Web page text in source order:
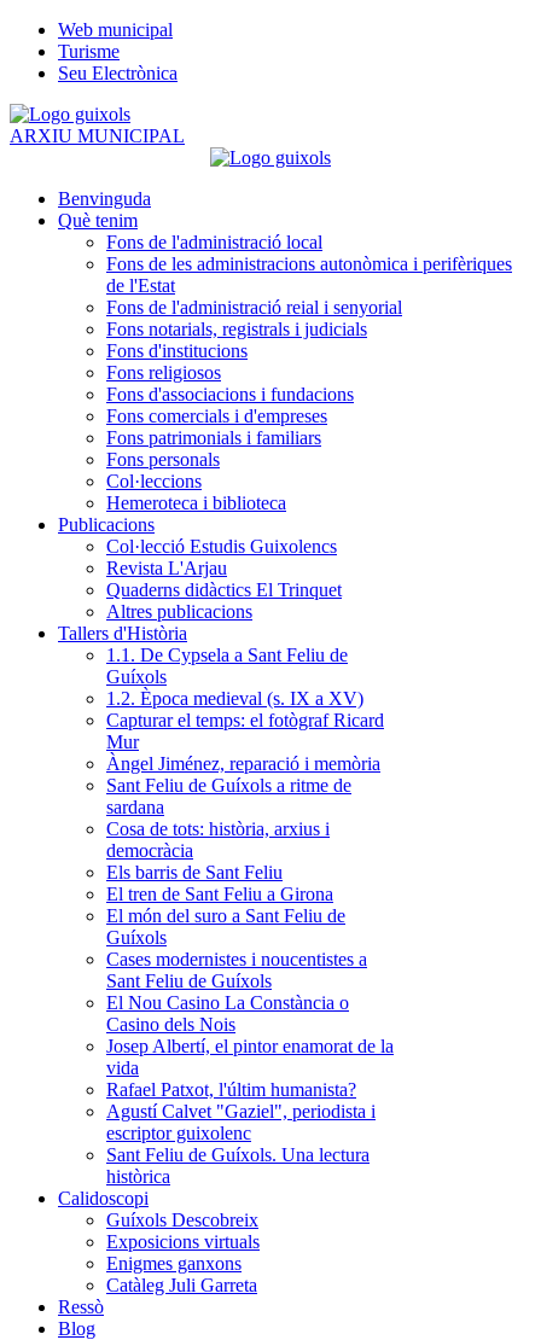
Web municipal
Turisme
Seu Electrònica
ARXIU MUNICIPAL
Benvinguda
Què tenim
Fons de l'administració local
Fons de les administracions autonòmica i perifèriques
de l'Estat
Fons de l'administració reial i senyorial
Fons notarials, registrals i judicials
Fons d'institucions
Fons religiosos
Fons d'associacions i fundacions
Fons comercials i d'empreses
Fons patrimonials i familiars
Fons personals
Col·leccions
Hemeroteca i biblioteca
Publicacions
Col·lecció Estudis Guixolencs
Revista L'Arjau
Quaderns didàctics El Trinquet
Altres publicacions
Tallers d'Història
1.1. De Cypsela a Sant Feliu de
Guíxols
1.2. Època medieval (s. IX a XV)
Capturar el temps: el fotògraf Ricard
Mur
Àngel Jiménez, reparació i memòria
Sant Feliu de Guíxols a ritme de
sardana
Cosa de tots: història, arxius i
democràcia
Els barris de Sant Feliu
El tren de Sant Feliu a Girona
El món del suro a Sant Feliu de
Guíxols
Cases modernistes i noucentistes a
Sant Feliu de Guíxols
El Nou Casino La Constància o
Casino dels Nois
Josep Albertí, el pintor enamorat de la
vida
Rafael Patxot, l'últim humanista?
Agustí Calvet "Gaziel", periodista i
escriptor guixolenc
Sant Feliu de Guíxols. Una lectura
històrica
Calidoscopi
Guíxols Descobreix
Exposicions virtuals
Enigmes ganxons
Catàleg Juli Garreta
Ressò
Blog